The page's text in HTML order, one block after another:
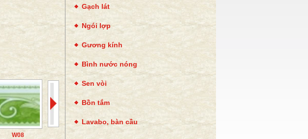
W08
Gạch lát
Ngói lợp
Gương kính
Bình nước nóng
Sen vòi
Bồn tắm
Lavabo, bàn cầu